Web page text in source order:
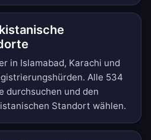
in Islamabad, Karachi und
Alle 534
durchsuchen und den
Standort wählen.